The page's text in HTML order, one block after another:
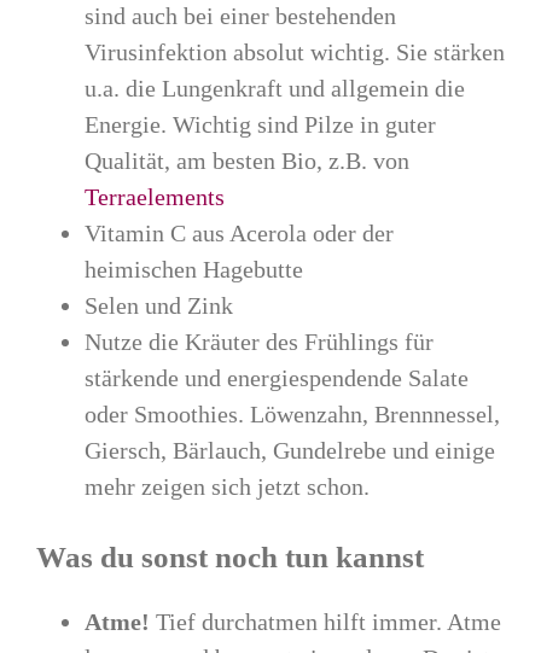
sind auch bei einer bestehenden
Virusinfektion absolut wichtig. Sie stärken
u.a. die Lungenkraft und allgemein die
Energie. Wichtig sind Pilze in guter
Qualität, am besten Bio, z.B. von
Terraelements
Vitamin C aus Acerola oder der
heimischen Hagebutte
Selen und Zink
Nutze die Kräuter des Frühlings für
stärkende und energiespendende Salate
oder Smoothies. Löwenzahn, Brennnessel,
Giersch, Bärlauch, Gundelrebe und einige
mehr zeigen sich jetzt schon.
Was du sonst noch tun kannst
Atme! Tief durchatmen hilft immer. Atme